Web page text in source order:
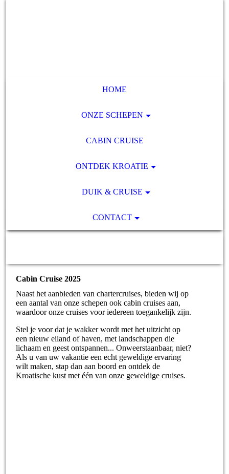
HOME
ONZE SCHEPEN
CABIN CRUISE
ONTDEK KROATIE
DUIK & CRUISE
CONTACT
Cabin Cruise 2025
Naast het aanbieden van chartercruises, bieden wij op
een aantal van onze schepen ook cabin cruises aan,
waardoor onze cruises voor iedereen toegankelijk zijn.
Stel je voor dat je wakker wordt met het uitzicht op
een nieuw eiland of haven, met landschappen die
lichaam en geest ontspannen... Onweerstaanbaar, niet?
Als u van uw vakantie een echt geweldige ervaring
wilt maken, stap dan aan boord en ontdek de
Kroatische kust met één van onze geweldige cruises.